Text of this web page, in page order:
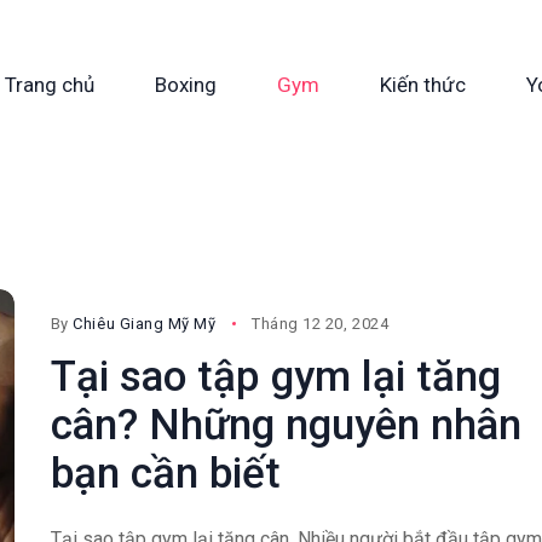
Trang chủ Boxing Gym Kiến thức
ByChiêu Giang Mỹ Mỹ Tháng 12 20, 2024
Tại sao tập gym lại tăng
cân? Những nguyên nhân
bạn cần biết